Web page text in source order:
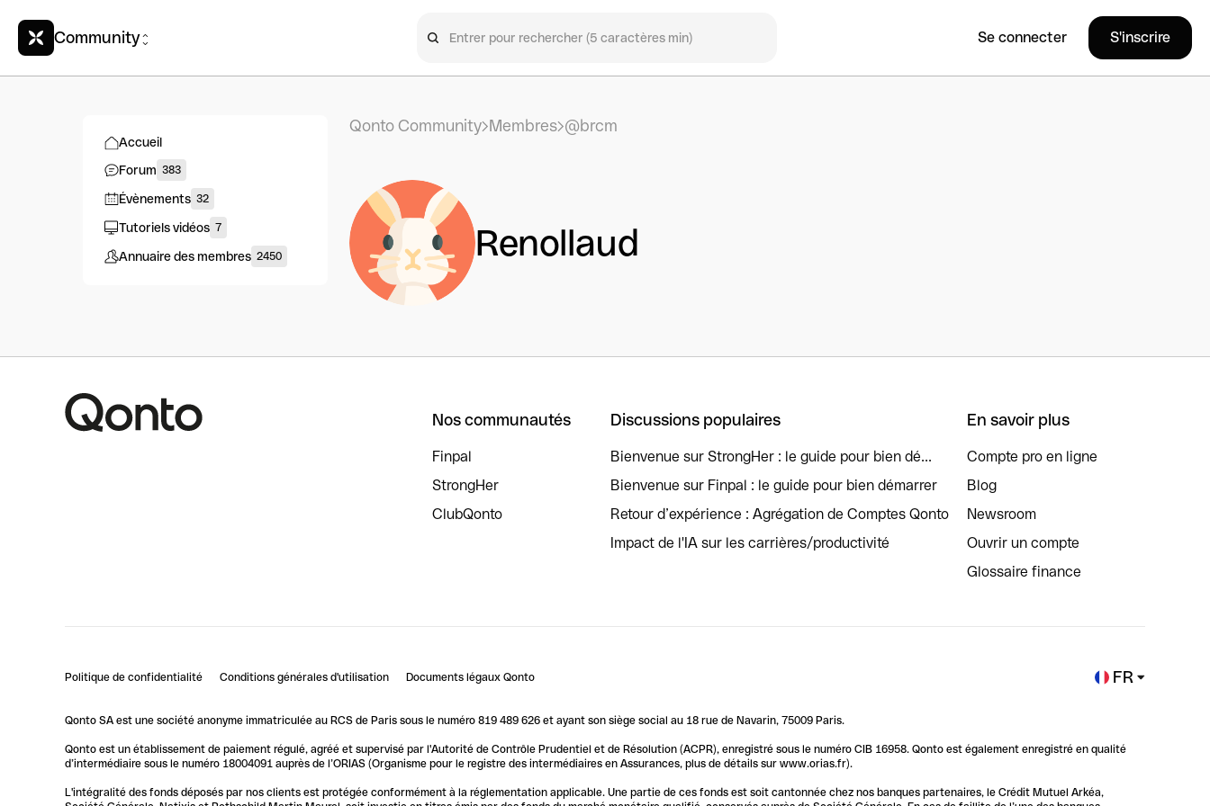
Community Se connecter S'inscrire
Accueil
Forum 383
Évènements 32
Tutoriels vidéos 7
Annuaire des membres 2450
Qonto Community Membres @brcm
Renollaud
Nos communautés
Finpal
StrongHer
ClubQonto
Discussions populaires
Bienvenue sur StrongHer : le guide pour bien dé...
Bienvenue sur Finpal : le guide pour bien démarrer
Retour d’expérience : Agrégation de Comptes Qonto
Impact de l'IA sur les carrières/productivité
En savoir plus
Compte pro en ligne
Blog
Newsroom
Ouvrir un compte
Glossaire finance
Politique de confidentialité Conditions générales d'utilisation Documents légaux Qonto FR
Qonto SA est une société anonyme immatriculée au RCS de Paris sous le numéro 819 489 626 et ayant son siège social au 18 rue de Navarin, 75009 Paris.
Qonto est un établissement de paiement régulé, agréé et supervisé par l'Autorité de Contrôle Prudentiel et de Résolution (ACPR), enregistré sous le numéro CIB 16958. Qonto est également enregistré en qualité
d’intermédiaire sous le numéro 18004091 auprès de l’ORIAS (Organisme pour le registre des intermédiaires en Assurances, plus de détails sur www.orias.fr).
L'intégralité des fonds déposés par nos clients est protégée conformément à la réglementation applicable. Une partie de ces fonds est soit cantonnée chez nos banques partenaires, le Crédit Mutuel Arkéa,